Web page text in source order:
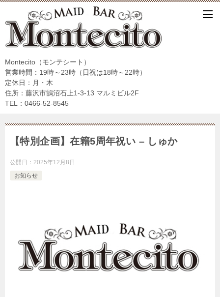
Montecito（モンテシート）
営業時間：19時～23時（日祝は18時～22時）
定休日：月・木
住所：藤沢市鵠沼石上1-3-13 マルミビル2F
TEL：0466-52-8545
【特別企画】在籍5周年祝い – しゅか
公開日： 2025年12月8日
お知らせ